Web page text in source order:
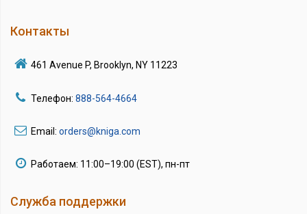
Контакты
461 Avenue P, Brooklyn, NY 11223
Телефон: 888-564-4664
Email: orders@kniga.com
Работаем: 11:00–19:00 (EST), пн-пт
Служба поддержки